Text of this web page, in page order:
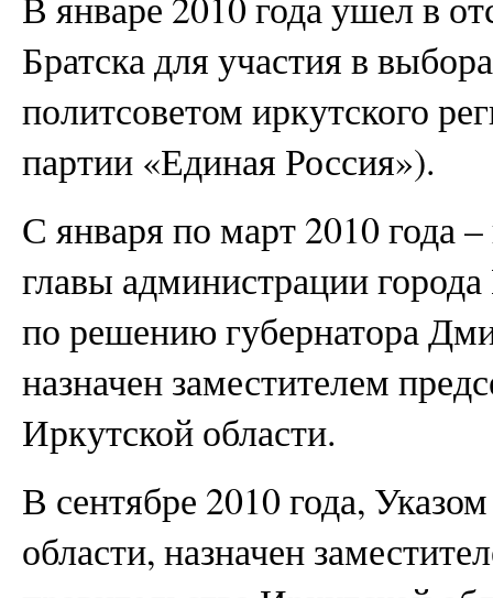
Братска для участия в
политсоветом иркутского
партии «Единая Россия»).
С января по март 2010 года
главы администрации
по решению губернатора
назначен заместителем
Иркутской области.
В сентябре 2010 года,
области, назначен